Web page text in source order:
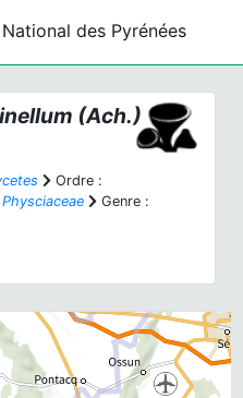
des Pyrénées
(Ach.)
Ordre :
Physciaceae
Genre :